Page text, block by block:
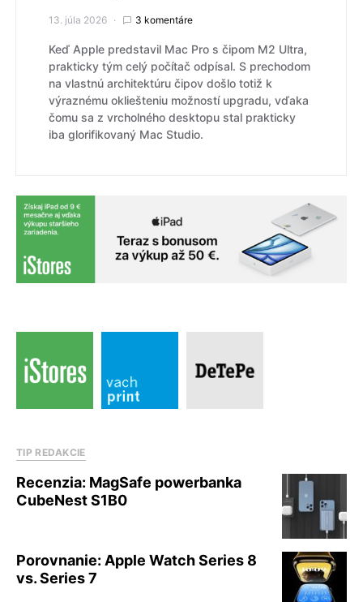
13. júla 2026 3 komentáre
Keď Apple predstavil Mac Pro s čipom M2 Ultra,
prakticky tým celý počítač odpísal. S prechodom
na vlastnú architektúru čipov došlo totiž k
výraznému okliešteniu možností upgradu, vďaka
čomu sa z vrcholného desktopu stal prakticky
iba glorifikovaný Mac Studio.
TIP REDAKCIE
Recenzia: MagSafe powerbanka
CubeNest S1B0
Porovnanie: Apple Watch Series 8
vs. Series 7